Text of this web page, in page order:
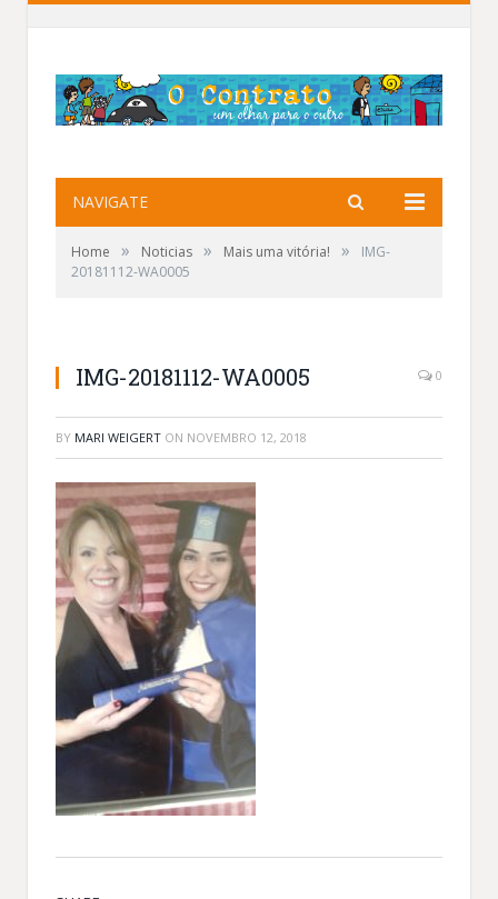
NAVIGATE
Home » Noticias » Mais uma vitória! »
IMG-
20181112-WA0005
IMG-20181112-WA0005 0
BY MARI WEIGERT ON NOVEMBRO 12, 2018